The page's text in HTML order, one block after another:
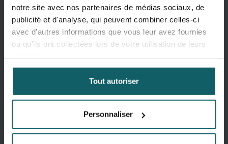
notre site avec nos partenaires de médias sociaux, de
publicité et d'analyse, qui peuvent combiner celles-ci
avec d'autres informations que vous leur avez fournies
ou qu'ils ont collectées lors de votre utilisation de leurs
Tout autoriser
Personnaliser